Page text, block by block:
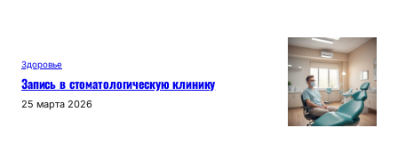
Здоровье
Запись в стоматологическую клинику
25 марта 2026